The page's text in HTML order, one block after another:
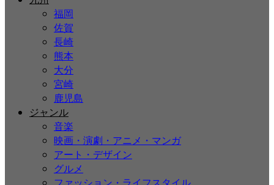
福岡
佐賀
長崎
熊本
大分
宮崎
鹿児島
ジャンル
音楽
映画・演劇・アニメ・マンガ
アート・デザイン
グルメ